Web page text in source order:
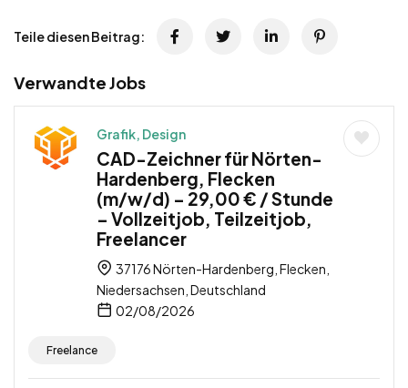
Teile diesen Beitrag:
Verwandte Jobs
Grafik, Design
CAD-Zeichner für Nörten-
Hardenberg, Flecken
(m/w/d) – 29,00 € / Stunde
– Vollzeitjob, Teilzeitjob,
Freelancer
37176 Nörten-Hardenberg, Flecken,
Niedersachsen, Deutschland
02/08/2026
Freelance